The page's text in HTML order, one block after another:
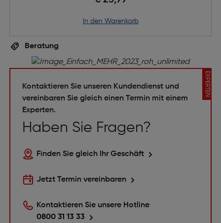
in den Warenkorb
Beratung
EXPERTEN
Kontaktieren Sie unseren Kundendienst und
vereinbaren Sie gleich einen Termin mit einem
Experten.
Haben Sie Fragen?
Finden Sie gleich Ihr Geschäft
Jetzt Termin vereinbaren
Kontaktieren Sie unsere Hotline
0800 31 13 33